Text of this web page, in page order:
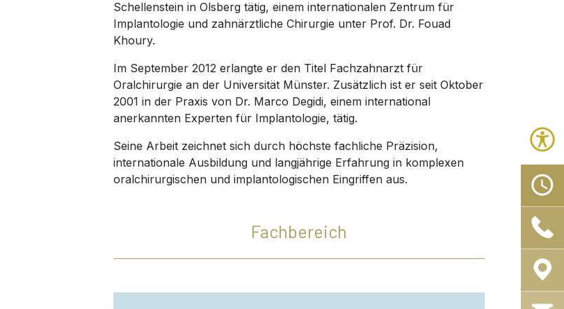
Schellenstein in Olsberg tätig, einem internationalen Zentrum für
Implantologie und zahnärztliche Chirurgie unter Prof. Dr. Fouad
Khoury.
Im September 2012 erlangte er den Titel Fachzahnarzt für
Oralchirurgie an der Universität Münster. Zusätzlich ist er seit Oktober
2001 in der Praxis von Dr. Marco Degidi, einem international
anerkannten Experten für Implantologie, tätig.
Seine Arbeit zeichnet sich durch höchste fachliche Präzision,
internationale Ausbildung und langjährige Erfahrung in komplexen
oralchirurgischen und implantologischen Eingriffen aus.
Fachbereich